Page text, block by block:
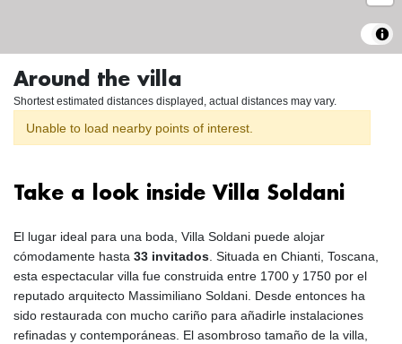
Around the villa
Shortest estimated distances displayed, actual distances may vary.
Unable to load nearby points of interest.
Take a look inside Villa Soldani
El lugar ideal para una boda, Villa Soldani puede alojar
cómodamente hasta 33 invitados . Situada en Chianti, Toscana,
esta espectacular villa fue construida entre 1700 y 1750 por el
reputado arquitecto Massimiliano Soldani. Desde entonces ha
sido restaurada con mucho cariño para añadirle instalaciones
refinadas y contemporáneas. El asombroso tamaño de la villa,